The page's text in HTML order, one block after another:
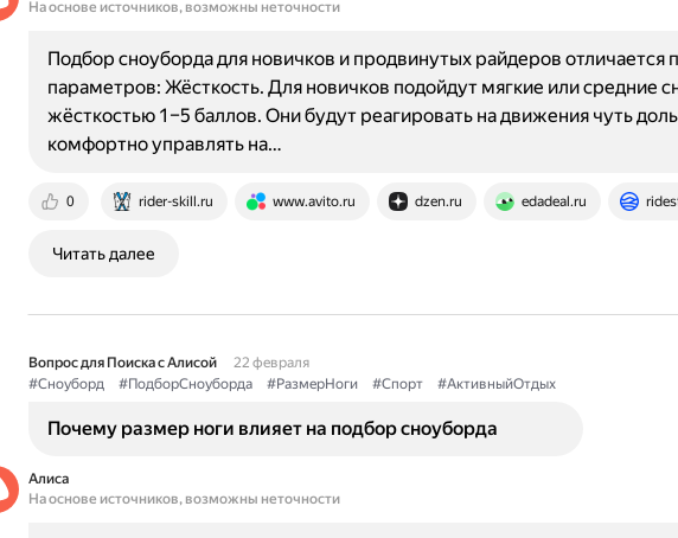
На основе источников, возможны неточности
0 rider-skill.ru www.avito.ru dzen.ru edadeal.ru
Подбор сноуборда для новичков и продвинутых райдеров отличается
параметров: Жёсткость. Для новичков подойдут мягкие или средние
жёсткостью 1–5 баллов. Они будут реагировать на движения чуть
комфортно управлять на…
Читать далее
Вопрос для Поиска с Алисой
22 февраля
#Сноуборд
#ПодборСноуборда #РазмерНоги #Спорт #АктивныйОтдых
Почему размер ноги влияет на подбор сноуборда
Алиса
На основе источников, возможны неточности